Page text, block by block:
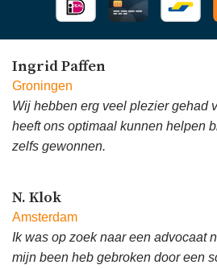
Ingrid Paffen
Groningen
Wij hebben erg veel plezier gehad
heeft ons optimaal kunnen helpen
zelfs gewonnen.
N. Klok
Amsterdam
Ik was op zoek naar een advocaat
mijn been heb gebroken door een